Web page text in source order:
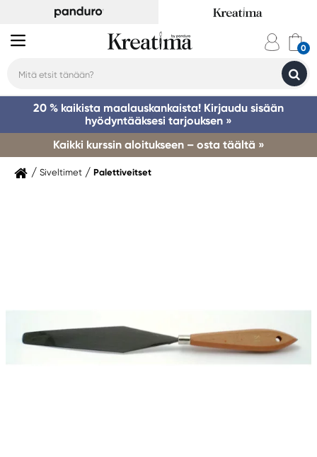
20 % kaikista maalauskankaista! Kirjaudu sisään
hyödyntääksesi tarjouksen »
Kaikki kurssin aloitukseen – osta täältä »
Siveltimet Palettiveitset